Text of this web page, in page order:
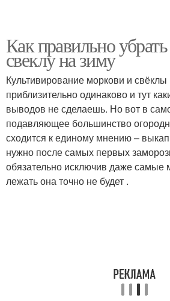
Как правильно
свеклу на зиму
Культивирование моркови и свёклы
приблизительно одинаково и тут
выводов не сделаешь. Но вот в
подавляющее большинство
сходится к единому мнению –
нужно после самых первых
обязательно исключив даже самые
лежать она точно не будет .